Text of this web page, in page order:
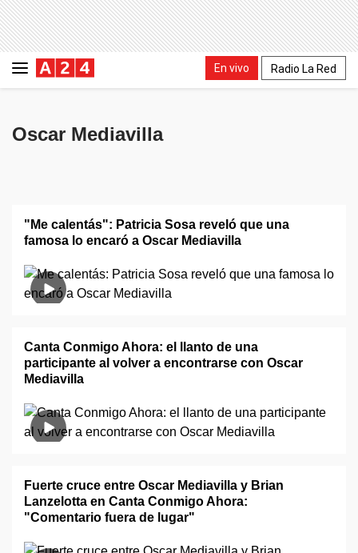
En vivo Radio La Red
Oscar Mediavilla
"Me calentás": Patricia Sosa reveló que una
famosa lo encaró a Oscar Mediavilla
Canta Conmigo Ahora: el llanto de una
participante al volver a encontrarse con Oscar
Mediavilla
Fuerte cruce entre Oscar Mediavilla y Brian
Lanzelotta en Canta Conmigo Ahora:
"Comentario fuera de lugar"